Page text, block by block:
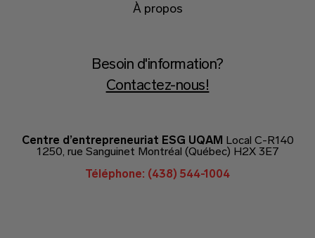
À propos
Besoin d'information?
Contactez-nous!
Centre d’entrepreneuriat ESG UQAM Local C-R140
1250, rue Sanguinet Montréal (Québec) H2X 3E7
Téléphone: (438) 544-1004